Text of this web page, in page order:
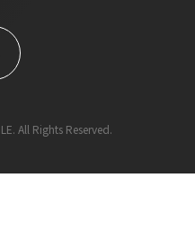
All Rights Reserved.